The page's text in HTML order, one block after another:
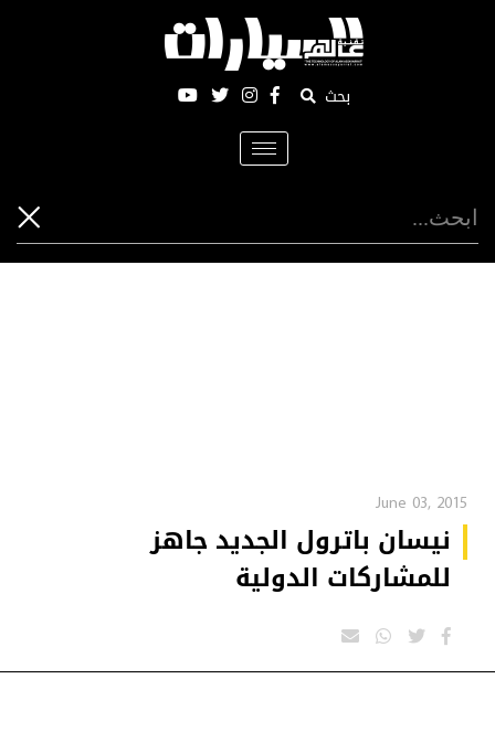
بحث
Toggle
navigation
June 03, 2015
نيسان باترول الجديد جاهز
للمشاركات الدولية